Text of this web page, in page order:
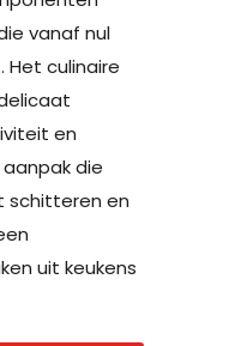
vanaf nul
Het culinaire
en
die
schitteren en
uit keukens